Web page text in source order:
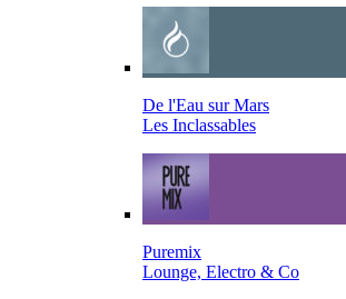
De l'Eau sur Mars
Les Inclassables
Puremix
Lounge, Electro & Co